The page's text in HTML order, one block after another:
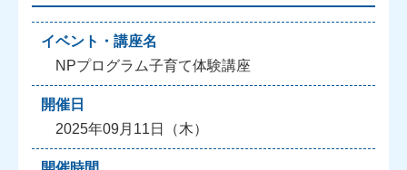
イベント・講座名
NPプログラム子育て体験講座
開催日
2025年09月11日（木）